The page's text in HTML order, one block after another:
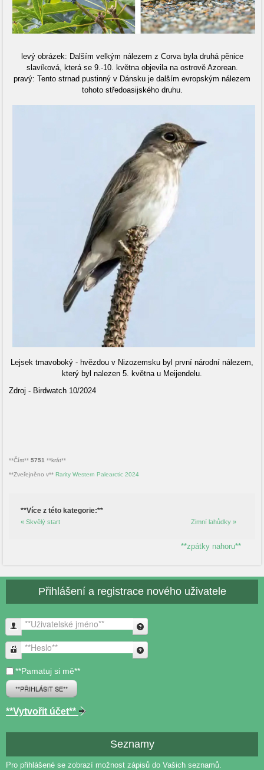
levý obrázek: Dalším velkým nálezem z Corva byla druhá pěnice
slavíková, která se 9.-10. května objevila na ostrově Azorean.
pravý: Tento strnad pustinný v Dánsku je dalším evropským nálezem
tohoto středoasijského druhu.
Lejsek tmavoboký - hvězdou v Nizozemsku byl první národní nálezem,
který byl nalezen 5. května u Meijendelu.
Zdroj - Birdwatch 10/2024
**Číst** 5751 **krát**
**Zveřejněno v** Rarity Western Palearctic 2024
**Více z této kategorie:**
« Skvělý start Zimní lahůdky »
**zpátky nahoru**
Přihlášení a registrace nového uživatele
**Uživatelské jméno**
**Heslo**
**Pamatuj si mě**
**PŘIHLÁSIT SE**
**Vytvořit účet**
Seznamy
Pro přihlášené se zobrazí možnost zápisů do Vašich seznamů.